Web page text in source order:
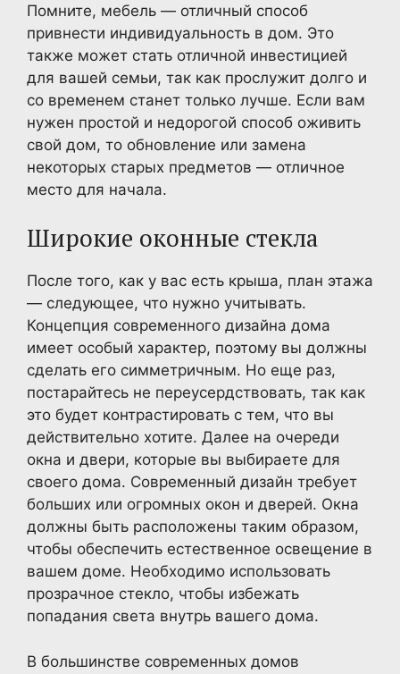
Помните, мебель — отличный способ
привнести индивидуальность в дом. Это
также может стать отличной инвестицией
для вашей семьи, так как прослужит долго и
со временем станет только лучше. Если вам
нужен простой и недорогой способ оживить
свой дом, то обновление или замена
некоторых старых предметов — отличное
место для начала.
Широкие оконные стекла
После того, как у вас есть крыша, план этажа
— следующее, что нужно учитывать.
Концепция современного дизайна дома
имеет особый характер, поэтому вы должны
сделать его симметричным. Но еще раз,
постарайтесь не переусердствовать, так как
это будет контрастировать с тем, что вы
действительно хотите. Далее на очереди
окна и двери, которые вы выбираете для
своего дома. Современный дизайн требует
больших или огромных окон и дверей. Окна
должны быть расположены таким образом,
чтобы обеспечить естественное освещение в
вашем доме. Необходимо использовать
прозрачное стекло, чтобы избежать
попадания света внутрь вашего дома.
В большинстве современных домов